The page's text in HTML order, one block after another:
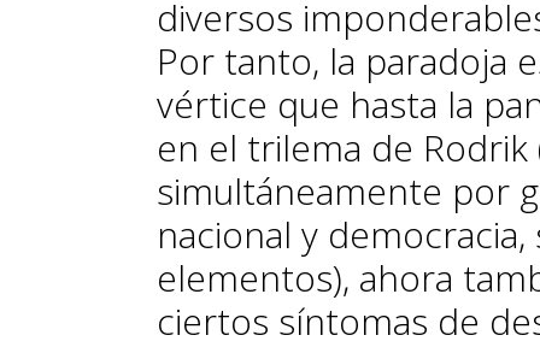
diversos
Por tanto, la paradoja
vértice que hasta la
en el trilema de
simultáneamente por
nacional y
elementos), ahora
ciertos síntomas de